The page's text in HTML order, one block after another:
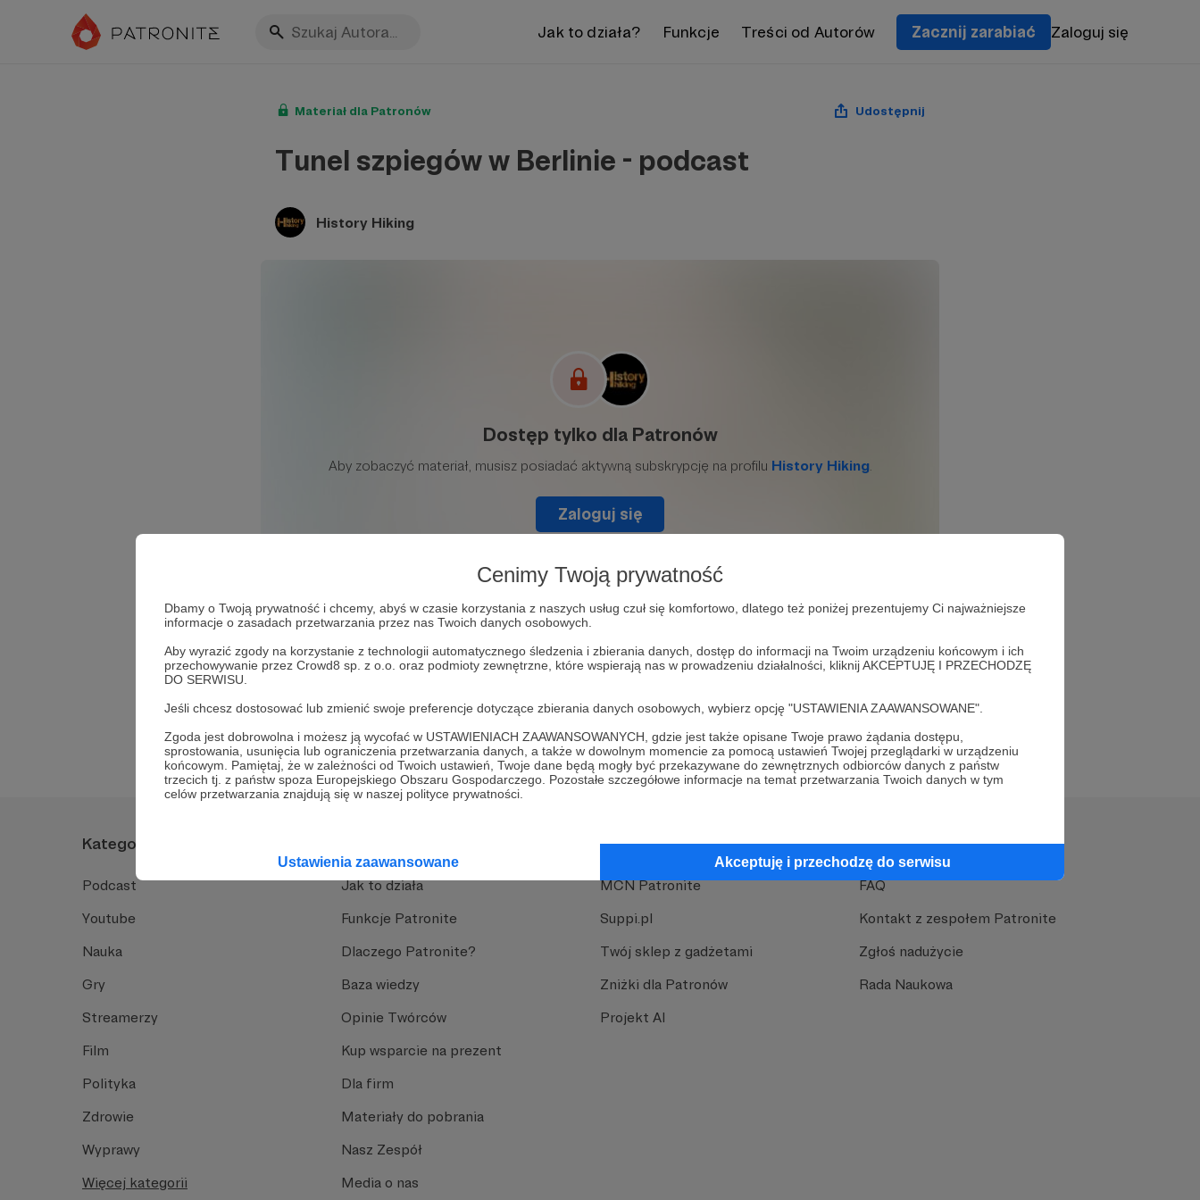
Cenimy Twoją prywatność
Dbamy o Twoją prywatność i chcemy, abyś w czasie korzystania z naszych usług czuł się komfortowo, dlatego też poniżej prezentujemy Ci najważniejsze
informacje o zasadach przetwarzania przez nas Twoich danych osobowych.
Aby wyrazić zgody na korzystanie z technologii automatycznego śledzenia i zbierania danych, dostęp do informacji na Twoim urządzeniu końcowym i ich
przechowywanie przez Crowd8 sp. z o.o. oraz podmioty zewnętrzne, które wspierają nas w prowadzeniu działalności, kliknij AKCEPTUJĘ I PRZECHODZĘ
DO SERWISU.
Jeśli chcesz dostosować lub zmienić swoje preferencje dotyczące zbierania danych osobowych, wybierz opcję "USTAWIENIA ZAAWANSOWANE".
Zgoda jest dobrowolna i możesz ją wycofać w USTAWIENIACH ZAAWANSOWANYCH, gdzie jest także opisane Twoje prawo żądania dostępu,
sprostowania, usunięcia lub ograniczenia przetwarzania danych, a także w dowolnym momencie za pomocą ustawień Twojej przeglądarki w urządzeniu
końcowym. Pamiętaj, że w zależności od Twoich ustawień, Twoje dane będą mogły być przekazywane do zewnętrznych odbiorców danych z państw
trzecich tj. z państw spoza Europejskiego Obszaru Gospodarczego. Pozostałe szczegółowe informacje na temat przetwarzania Twoich danych w tym
celów przetwarzania znajdują się w naszej polityce prywatności.
Ustawienia zaawansowane Akceptuję i przechodzę do serwisu
Jak to działa? Funkcje Treści od Autorów Zacznij zarabiać Zaloguj się
Materiał dla Patronów Udostępnij
Tunel szpiegów w Berlinie - podcast
History Hiking
1wyświetleń
Komentarze
Brak komentarzy...
Kategorie
Podcast
Youtube
Nauka
Gry
Streamerzy
Film
Polityka
Zdrowie
Wyprawy
Więcej kategorii
Jak to działa
Funkcje Patronite
Dlaczego Patronite?
Baza wiedzy
Opinie Twórców
Kup wsparcie na prezent
Dla firm
Materiały do pobrania
Nasz Zespół
Media o nas
Dodatkowe produkty
MCN Patronite
Suppi.pl
Twój sklep z gadżetami
Zniżki dla Patronów
Projekt AI
Pomoc
FAQ
Kontakt z zespołem Patronite
Zgłoś nadużycie
Rada Naukowa